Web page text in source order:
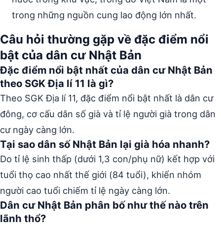
trong những nguồn cung lao động lớn nhất.
Câu hỏi thường gặp về đặc điểm nổi
bật của dân cư Nhật Bản
Đặc điểm nổi bật nhất của dân cư Nhật Bản
theo SGK Địa lí 11 là gì?
Theo SGK Địa lí 11, đặc điểm nổi bật nhất là dân cư
đông, cơ cấu dân số già và tỉ lệ người già trong dân
cư ngày càng lớn.
Tại sao dân số Nhật Bản lại già hóa nhanh?
Do tỉ lệ sinh thấp (dưới 1,3 con/phụ nữ) kết hợp với
tuổi thọ cao nhất thế giới (84 tuổi), khiến nhóm
người cao tuổi chiếm tỉ lệ ngày càng lớn.
Dân cư Nhật Bản phân bố như thế nào trên
lãnh thổ?